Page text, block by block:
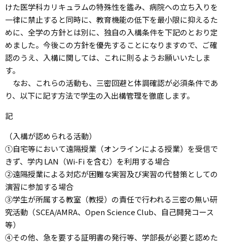
けた医学科カリキュラムの特殊性を鑑み、病院への立ち入りを
一律に禁止すると同時に、教育機能の低下を最小限に抑えるた
めに、全学の方針とは別に、独自の入構条件を下記のとおり定
めました。今後この方針を優先することになりますので、ご確
認のうえ、入構に関しては、これに則るようお願いいたしま
す。
なお、これらの活動も、三密回避と体調確認が必須条件であ
り、以下に記す方法で学生の入出構管理を徹底します。
記
（入構が認められる活動）
①自宅等において遠隔授業（オンラインによる授業）を受信で
きず、学内 LAN（Wi-Fi を含む）を利用する場合
②遠隔授業による対応が困難な実習及び実習の代替策としての
演習に参加する場合
③学生が所属する教室（教授）の責任で行われる三密の無い研
究活動（SCEA/AMRA、Open Science Club、自己開発コース
等）
④その他、急を要する証明書の発行等、学部長が必要と認めた